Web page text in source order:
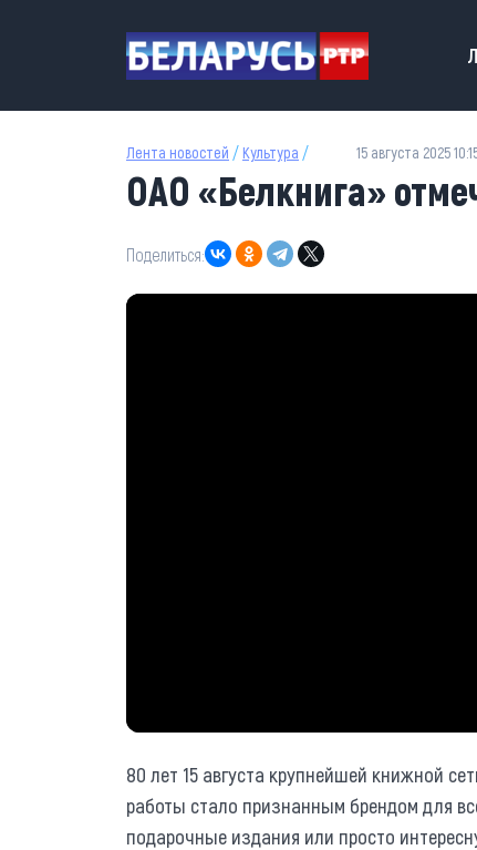
Лента новостей / Культура / 15 августа 2025
ОАО «Белкнига»
Поделиться:
80 лет 15 августа крупнейшей книжной
работы стало признанным брендом для
подарочные издания или просто